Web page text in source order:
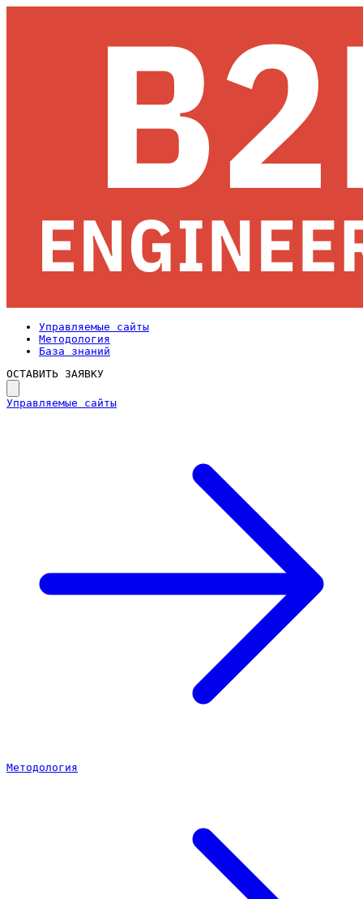
Управляемые сайты
Методология
База знаний
ОСТАВИТЬ ЗАЯВКУ
Управляемые сайты
Методология